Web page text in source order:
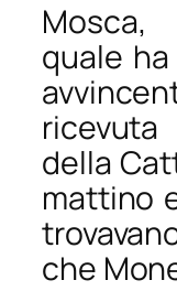
quale
della
mattino
che